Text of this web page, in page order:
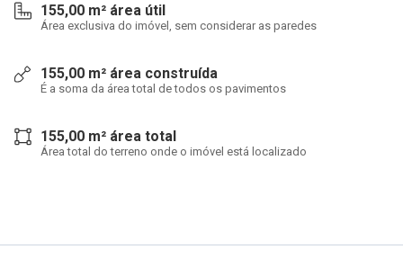
155,00 m² área útil
Área exclusiva do imóvel, sem considerar as paredes
155,00 m² área construída
É a soma da área total de todos os pavimentos
155,00 m² área total
Área total do terreno onde o imóvel está localizado